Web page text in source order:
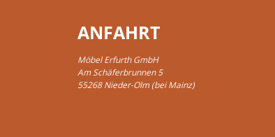
ANFAHRT
Möbel Erfurth GmbH
Am Schäferbrunnen 5
55268 Nieder-Olm (bei Mainz)